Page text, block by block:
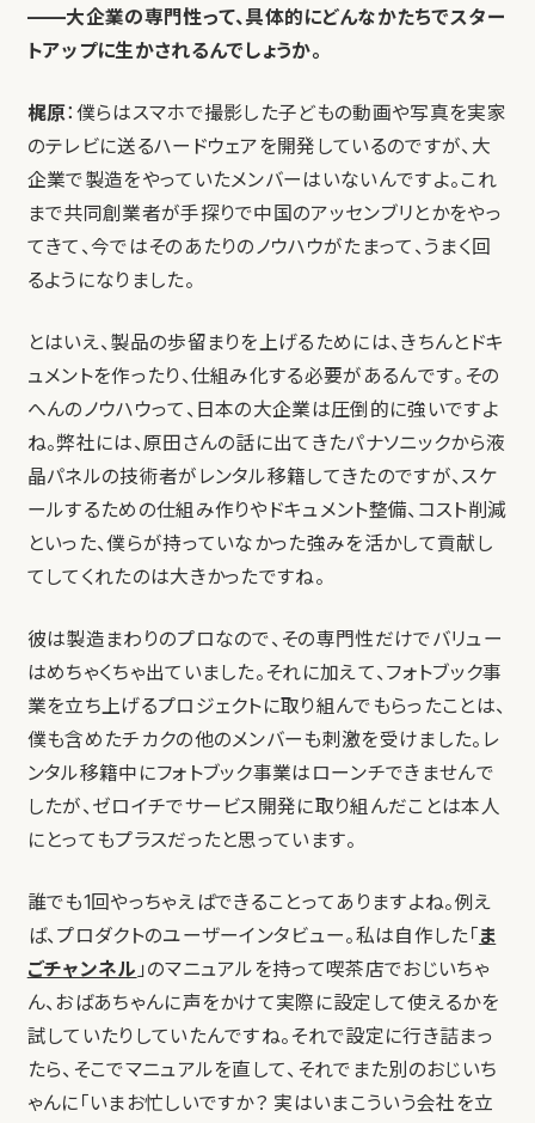
——大企業の専門性って、具体的にどんなかたちでスター
トアップに生かされるんでしょうか。
梶原：僕らはスマホで撮影した子どもの動画や写真を実家
のテレビに送るハードウェアを開発しているのですが、大
企業で製造をやっていたメンバーはいないんですよ。これ
まで共同創業者が手探りで中国のアッセンブリとかをやっ
てきて、今ではそのあたりのノウハウがたまって、うまく回
るようになりました。
とはいえ、製品の歩留まりを上げるためには、きちんとドキ
ュメントを作ったり、仕組み化する必要があるんです。その
へんのノウハウって、日本の大企業は圧倒的に強いですよ
ね。弊社には、原田さんの話に出てきたパナソニックから液
晶パネルの技術者がレンタル移籍してきたのですが、スケ
ールするための仕組み作りやドキュメント整備、コスト削減
といった、僕らが持っていなかった強みを活かして貢献し
てしてくれたのは大きかったですね。
彼は製造まわりのプロなので、その専門性だけでバリュー
はめちゃくちゃ出ていました。それに加えて、フォトブック事
業を立ち上げるプロジェクトに取り組んでもらったことは、
僕も含めたチカクの他のメンバーも刺激を受けました。レ
ンタル移籍中にフォトブック事業はローンチできませんで
したが、ゼロイチでサービス開発に取り組んだことは本人
にとってもプラスだったと思っています。
誰でも1回やっちゃえばできることってありますよね。例え
ば、プロダクトのユーザーインタビュー。私は自作した「ま
ごチャンネル 」のマニュアルを持って喫茶店でおじいちゃ
ん、おばあちゃんに声をかけて実際に設定して使えるかを
試していたりしていたんですね。それで設定に行き詰まっ
たら、そこでマニュアルを直して、それでまた別のおじいち
ゃんに「いまお忙しいですか？ 実はいまこういう会社を立